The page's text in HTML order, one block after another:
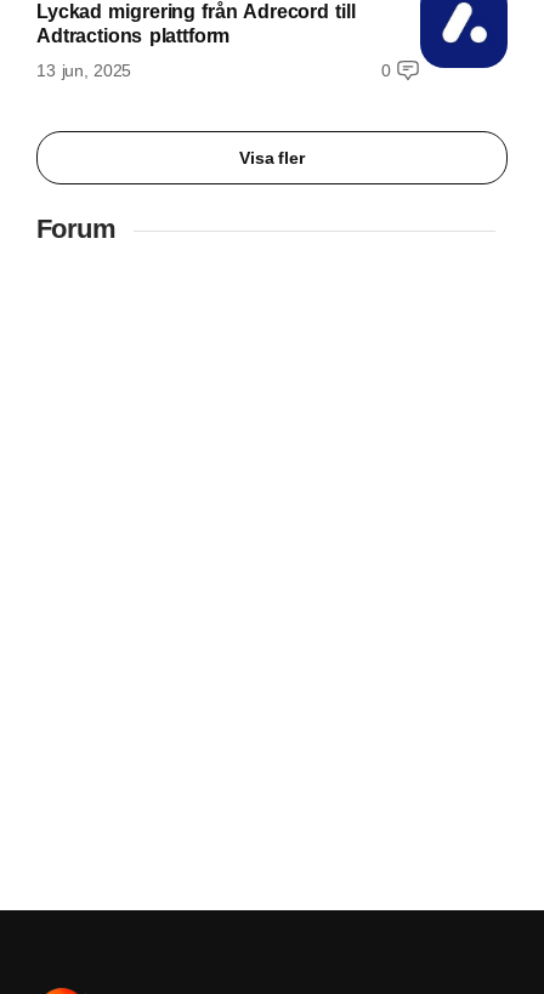
Lyckad migrering från Adrecord till
Adtractions plattform
13 jun, 2025 0
Visa fler
Forum